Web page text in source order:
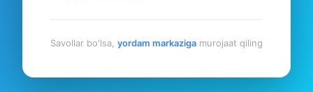
Savollar bo'lsa, yordam markaziga murojaat qiling